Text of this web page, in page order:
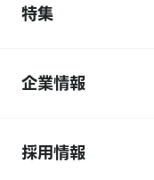
特集
企業情報
採用情報